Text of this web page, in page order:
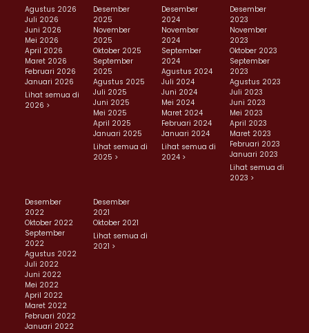
Agustus 2026
Juli 2026
Juni 2026
Mei 2026
April 2026
Maret 2026
Februari 2026
Januari 2026
Lihat semua di
2026 >
Desember
2025
November
2025
Oktober 2025
September
2025
Agustus 2025
Juli 2025
Juni 2025
Mei 2025
April 2025
Januari 2025
Lihat semua di
2025 >
Desember
2024
November
2024
September
2024
Agustus 2024
Juli 2024
Juni 2024
Mei 2024
Maret 2024
Februari 2024
Januari 2024
Lihat semua di
2024 >
Desember
2023
November
2023
Oktober 2023
September
2023
Agustus 2023
Juli 2023
Juni 2023
Mei 2023
April 2023
Maret 2023
Februari 2023
Januari 2023
Lihat semua di
2023 >
Desember
2022
Oktober 2022
September
2022
Agustus 2022
Juli 2022
Juni 2022
Mei 2022
April 2022
Maret 2022
Februari 2022
Januari 2022
Desember
2021
Oktober 2021
Lihat semua di
2021 >